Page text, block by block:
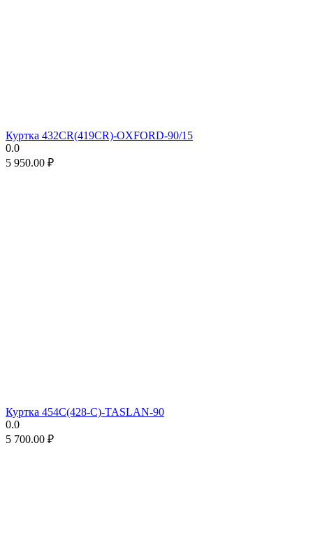
Куртка 432CR(419CR)-OXFORD-90/15
0.0
5 950.00 ₽
Куртка 454C(428-C)-TASLAN-90
0.0
5 700.00 ₽